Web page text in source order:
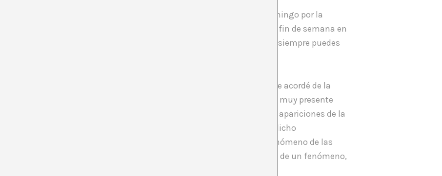
de mi madre a cenar. Como es tradición en mi familia cenar el domingo por la
entre las estanterías de viejos dvd’s una película para acabar el fin de semana en
esa noche resultó ser “La Dolce Vita” de Fellini, ‘una película que siempre puedes
y acabamos la semana tranquilamente.
a subir hasta la Fundació Miró para meterme en el Espai 13, y me acordé de la
por la noche. No pude ver la
sin tener muy presente
aparecerse la Virgen. Bueno, en realidad la escena no trata de niños y apariciones de la
mediática y el despliegue de técnicas y técnicos para construir dicho
‘cuadro’ de la ‘calleja’” de Julia Montilla no trata exactamente del fenómeno de las
de Garabandal en los años ‘60, sino de la representación visual de un fenómeno,
se construye en tal representación.